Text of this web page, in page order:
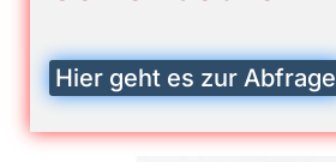
Hier geht es zur Abfrage